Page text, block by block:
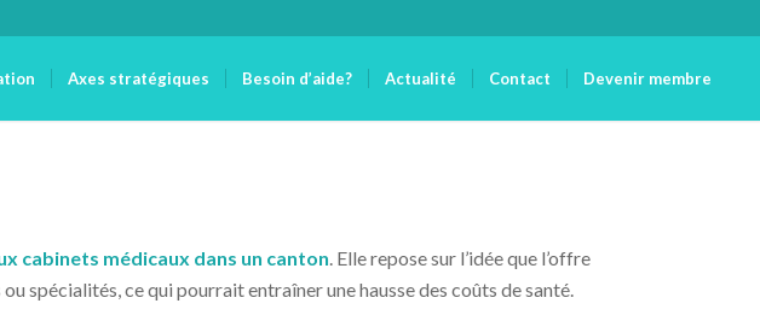
Axes stratégiques Besoin d’aide? Actualité Contact Devenir membre
cabinets médicaux dans un canton. Elle repose sur l’idée que l’offre
spécialités, ce qui pourrait entraîner une hausse des coûts de santé.